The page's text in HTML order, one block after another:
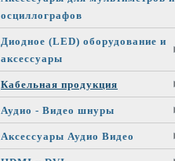
осциллографов
Диодное (LED) оборудование и
аксессуары
Кабельная продукция
Аудио - Видео шнуры
Аксессуары Аудио Видео